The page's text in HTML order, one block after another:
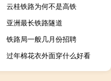
云桂铁路为何不是高铁
亚洲最长铁路隧道
铁路局一般几月份招聘
过年棉花衣外面穿什么好看